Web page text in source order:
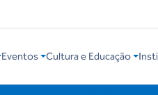
Eventos Cultura e Educação